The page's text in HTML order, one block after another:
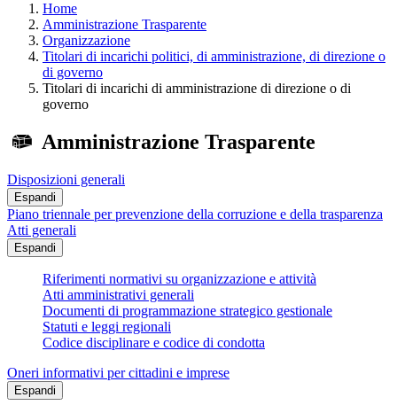
Home
Amministrazione Trasparente
Organizzazione
Titolari di incarichi politici, di amministrazione, di direzione o
di governo
Titolari di incarichi di amministrazione di direzione o di
governo
Amministrazione Trasparente
Disposizioni generali
Espandi
Piano triennale per prevenzione della corruzione e della trasparenza
Atti generali
Espandi
Riferimenti normativi su organizzazione e attività
Atti amministrativi generali
Documenti di programmazione strategico gestionale
Statuti e leggi regionali
Codice disciplinare e codice di condotta
Oneri informativi per cittadini e imprese
Espandi